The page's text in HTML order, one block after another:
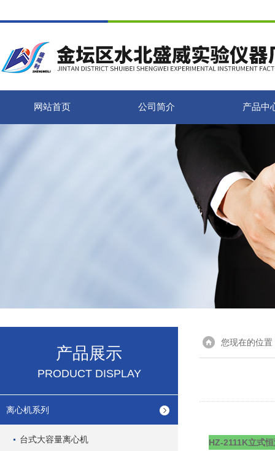
网站首页 公司简介 产品中
产品展示
PRODUCT DISPLAY
离心机系列
台式大容量离心机
您现在的位置
HZ-2111K立式